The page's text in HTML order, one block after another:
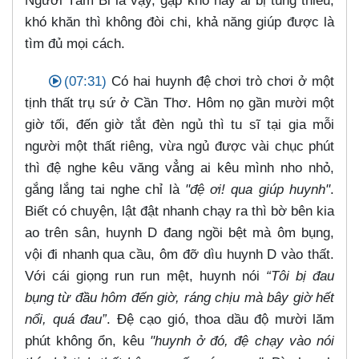
khó khăn thì không đòi chi, khả năng giúp được là
tìm đủ mọi cách.
(07:31) Có hai huynh đệ chơi trò chơi ở một
tịnh thất trụ sứ ở Cần Thơ. Hôm nọ gần mười một
giờ tối, đến giờ tắt đèn ngủ thì tu sĩ tại gia mỗi
người một thất riêng, vừa ngủ được vài chục phút
thì đệ nghe kêu văng vẳng ai kêu mình nho nhỏ,
gắng lắng tai nghe chỉ là "đệ ơi! qua giúp huynh".
Biết có chuyện, lật đật nhanh chạy ra thì bờ bên kia
ao trên sân, huynh D đang ngồi bệt mà ôm bụng,
vội đi nhanh qua cầu, ôm đỡ dìu huynh D vào thất.
Với cái giọng run run mệt, huynh nói “Tôi bị đau
bụng từ đầu hôm đến giờ, ráng chịu mà bây giờ hết
nổi, quá đau”. Đệ cạo gió, thoa dầu độ mười lăm
phút không ổn, kêu "huynh ở đó, đệ chạy vào nói